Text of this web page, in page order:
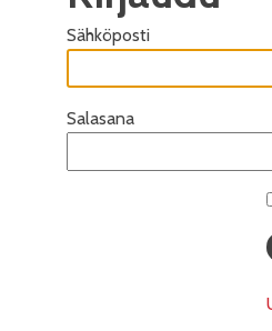
Sähköposti
Salasana